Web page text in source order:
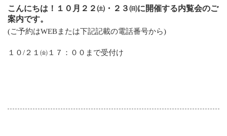
こんにちは！１０月２２㈯・２３㈰に開催する内覧会のご
案内です。
(ご予約はWEBまたは下記記載の電話番号から)
１０/２１㈮１７：００まで受付け